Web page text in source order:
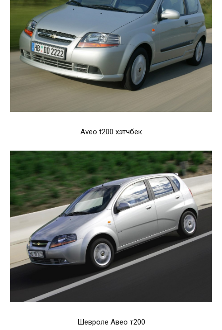
Aveo t200 хэтчбек
Шевроле Авео т200